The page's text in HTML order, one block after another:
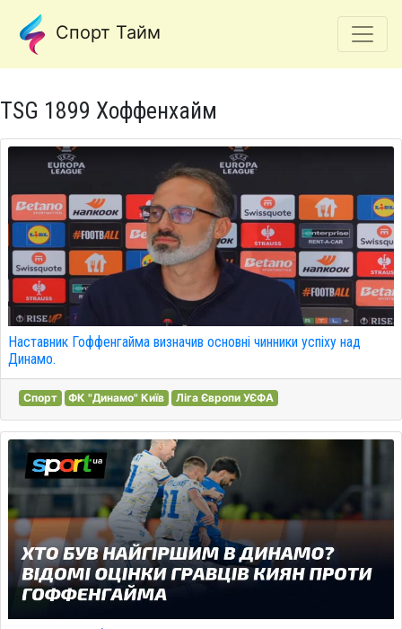
Спорт Тайм
TSG 1899 Хоффенхайм
Наставник Гоффенгайма визначив основні чинники успіху над
Динамо.
Спорт ФК "Динамо" Київ Ліга Європи УЄФА